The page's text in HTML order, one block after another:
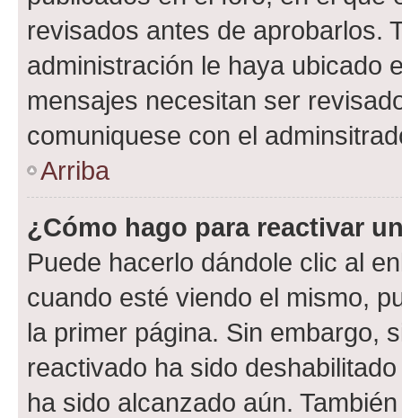
revisados antes de aprobarlos.
administración le haya ubicado
mensajes necesitan ser
comuniquese con el
Arriba
¿Cómo hago para reactivar
Puede hacerlo dándole clic al
cuando esté viendo el mismo,
la primer página. Sin embargo,
reactivado ha sido
ha sido alcanzado aún.